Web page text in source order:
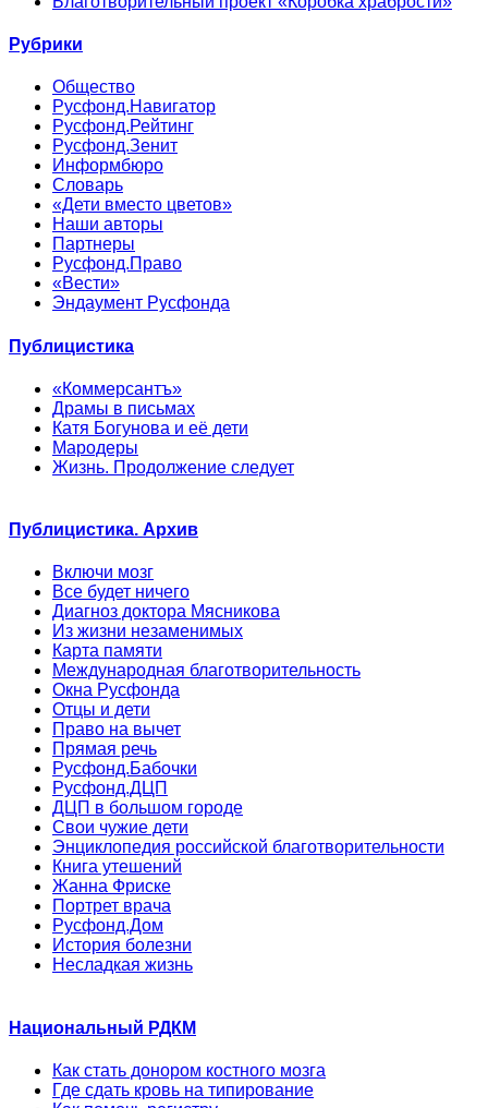
Рубрики
Общество
Русфонд.Навигатор
Русфонд.Рейтинг
Русфонд.Зенит
Информбюро
Словарь
«Дети вместо цветов»
Наши авторы
Партнеры
Русфонд.Право
«Вести»
Эндаумент Русфонда
Публицистика
«Коммерсантъ»
Драмы в письмах
Катя Богунова и её дети
Мародеры
Жизнь. Продолжение следует
Публицистика. Архив
Включи мозг
Все будет ничего
Диагноз доктора Мясникова
Из жизни незаменимых
Карта памяти
Международная благотворительность
Окна Русфонда
Отцы и дети
Право на вычет
Прямая речь
Русфонд.Бабочки
Русфонд.ДЦП
ДЦП в большом городе
Свои чужие дети
Энциклопедия российской благотворительности
Книга утешений
Жанна Фриске
Портрет врача
Русфонд.Дом
История болезни
Несладкая жизнь
Национальный РДКМ
Как стать донором костного мозга
Где сдать кровь на типирование